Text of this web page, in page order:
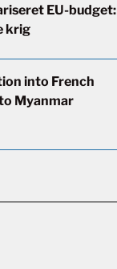
EU-budget:
krig
into French
Myanmar